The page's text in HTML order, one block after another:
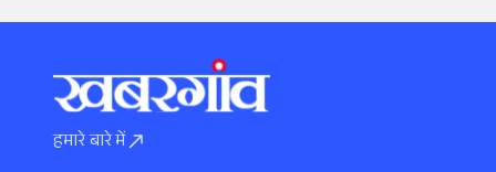
हमारे बारे में